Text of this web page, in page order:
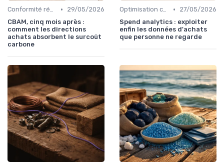
Conformité réglementaire •
29/05/2026
CBAM, cinq mois après :
comment les directions
achats absorbent le surcoût
carbone
Optimisation coûts •
27/05/2026
Spend analytics : exploiter
enfin les données d'achats
que personne ne regarde